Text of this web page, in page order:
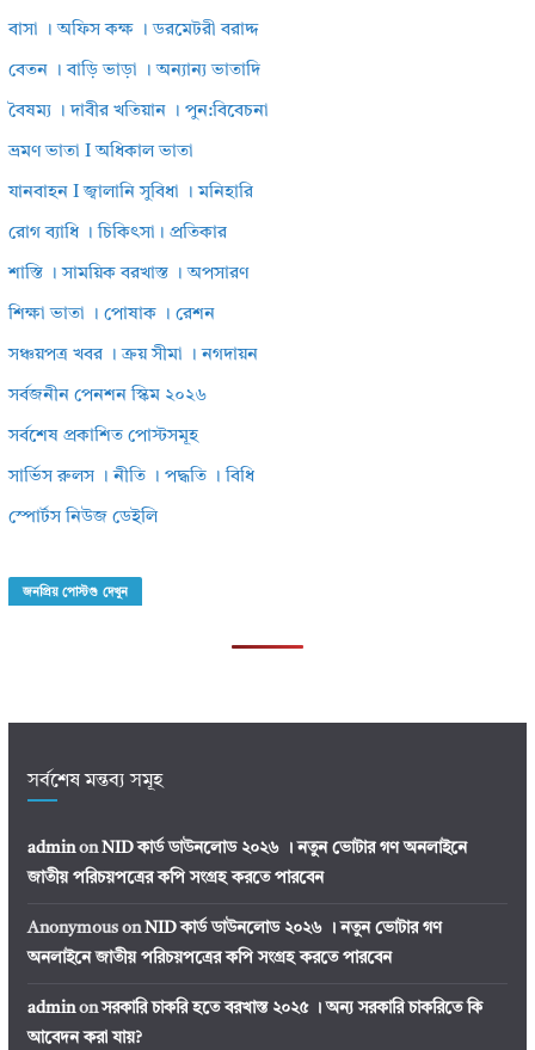
বাসা । অফিস কক্ষ । ডরমেটরী বরাদ্দ
বেতন । বাড়ি ভাড়া । অন্যান্য ভাতাদি
বৈষম্য । দাবীর খতিয়ান । পুন:বিবেচনা
ভ্রমণ ভাতা I অধিকাল ভাতা
যানবাহন I জ্বালানি সুবিধা । মনিহারি
রোগ ব্যাধি । চিকিৎসা। প্রতিকার
শাস্তি । সাময়িক বরখাস্ত । অপসারণ
শিক্ষা ভাতা । পোষাক । রেশন
সঞ্চয়পত্র খবর । ক্রয় সীমা । নগদায়ন
সর্বজনীন পেনশন স্কিম ২০২৬
সর্বশেষ প্রকাশিত পোস্টসমূহ
সার্ভিস রুলস । নীতি । পদ্ধতি । বিধি
স্পোর্টস নিউজ ডেইলি
জনপ্রিয় পোস্টগু দেখুন
সর্বশেষ মন্তব্য সমূহ
adminonNID কার্ড ডাউনলোড ২০২৬ । নতুন ভোটার গণ অনলাইনে
জাতীয় পরিচয়পত্রের কপি সংগ্রহ করতে পারবেন
AnonymousonNID কার্ড ডাউনলোড ২০২৬ । নতুন ভোটার গণ
অনলাইনে জাতীয় পরিচয়পত্রের কপি সংগ্রহ করতে পারবেন
adminonসরকারি চাকরি হতে বরখাস্ত ২০২৫ । অন্য সরকারি চাকরিতে কি
আবেদন করা যায়?